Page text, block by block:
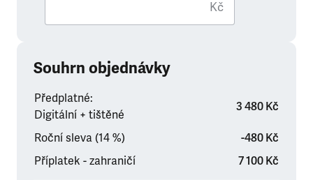
Kč
Souhrn objednávky
Předplatné:
Digitální + tištěné
3 480 Kč
Roční sleva (14 %)
-480 Kč
Příplatek - zahraničí
7 100 Kč